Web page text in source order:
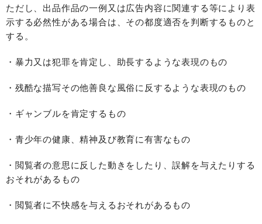
ただし、出品作品の一例又は広告内容に関連する等により表
示する必然性がある場合は、その都度適否を判断するものと
する。
・暴力又は犯罪を肯定し、助長するような表現のもの
・残酷な描写その他善良な風俗に反するような表現のもの
・ギャンブルを肯定するもの
・青少年の健康、精神及び教育に有害なもの
・閲覧者の意思に反した動きをしたり、誤解を与えたりする
おそれがあるもの
・閲覧者に不快感を与えるおそれがあるもの